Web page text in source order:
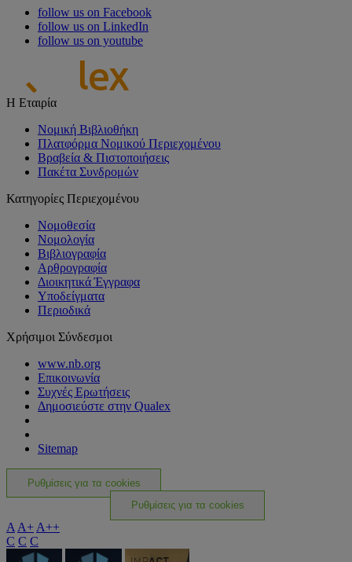
follow us on Facebook
follow us on LinkedIn
follow us on youtube
Η Εταιρία
Νομική Βιβλιοθήκη
Πλατφόρμα Νομικού Περιεχομένου
Βραβεία & Πιστοποιήσεις
Πακέτα Συνδρομών
Κατηγορίες Περιεχομένου
Νομοθεσία
Νομολογία
Βιβλιογραφία
Αρθρογραφία
Διοικητικά Έγγραφα
Υποδείγματα
Περιοδικά
Χρήσιμοι Σύνδεσμοι
www.nb.org
Επικοινωνία
Συχνές Ερωτήσεις
Δημοσιεύστε στην Qualex
Sitemap
Ρυθμίσεις για τα cookies
Ρυθμίσεις για τα cookies
A A+ A++
C C C